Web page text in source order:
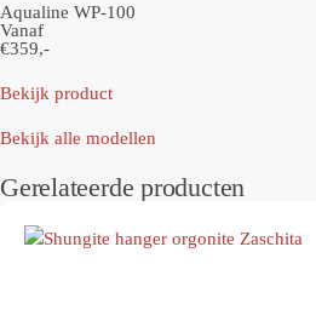
Aqualine WP-100
Vanaf
€359,-
Bekijk product
Bekijk alle modellen
Gerelateerde producten